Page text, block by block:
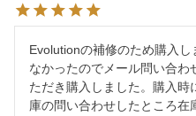
Evolutionの補修のため購入
なかったのでメール問い合
ただき購入しました。購入時
庫の問い合わせしたところ在